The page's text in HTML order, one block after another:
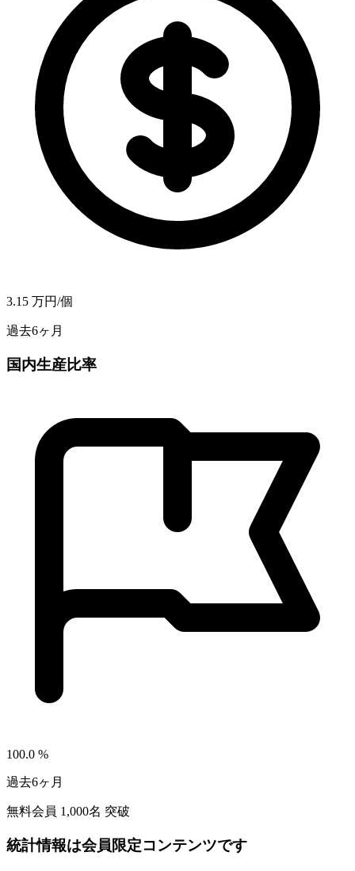
3.15 万円/個
過去6ヶ月
国内生産比率
100.0 %
過去6ヶ月
無料会員 1,000名 突破
統計情報は会員限定コンテンツです